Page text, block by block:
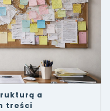
a
treści